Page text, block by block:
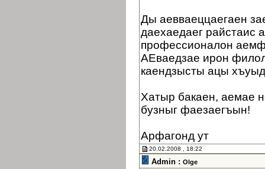
Ды аевваеццаегаен
даехаедаег райстаис
профессионалон
АЕваедзае ирон
каендзысты ацы
Хатыр бакаен, аемае
бузныг фаезаегъын!
Арфагонд ут
20.02.2008 , 18:22
Admin : Olge